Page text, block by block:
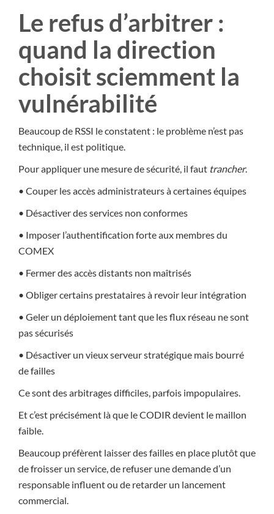
Le refus d’arbitrer :
quand la direction
choisit sciemment la
vulnérabilité
Beaucoup de RSSI le constatent : le problème n’est pas
technique, il est politique.
Pour appliquer une mesure de sécurité, il faut trancher.
• Couper les accès administrateurs à certaines équipes
• Désactiver des services non conformes
• Imposer l’authentification forte aux membres du
COMEX
• Fermer des accès distants non maîtrisés
• Obliger certains prestataires à revoir leur intégration
• Geler un déploiement tant que les flux réseau ne sont
pas sécurisés
• Désactiver un vieux serveur stratégique mais bourré
de failles
Ce sont des arbitrages difficiles, parfois impopulaires.
Et c’est précisément là que le CODIR devient le maillon
faible.
Beaucoup préfèrent laisser des failles en place plutôt que
de froisser un service, de refuser une demande d’un
responsable influent ou de retarder un lancement
commercial.